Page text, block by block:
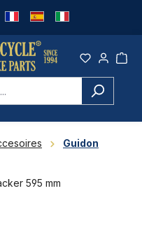
Guidon